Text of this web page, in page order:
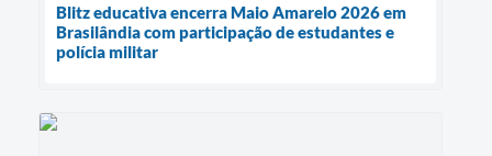
Blitz educativa encerra Maio Amarelo 2026 em
Brasilândia com participação de estudantes e
polícia militar